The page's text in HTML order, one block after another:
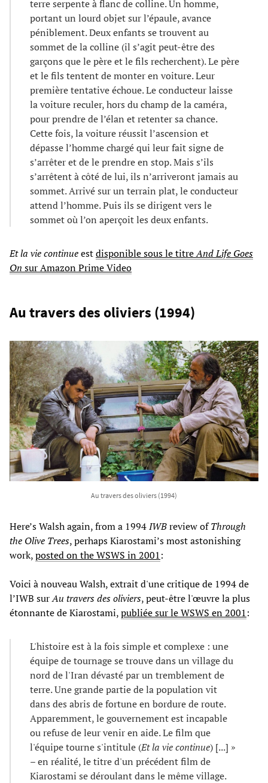
terre serpente à flanc de colline. Un homme,
portant un lourd objet sur l’épaule, avance
péniblement. Deux enfants se trouvent au
sommet de la colline (il s’agit peut-être des
garçons que le père et le fils recherchent). Le père
et le fils tentent de monter en voiture. Leur
première tentative échoue. Le conducteur laisse
la voiture reculer, hors du champ de la caméra,
pour prendre de l’élan et retenter sa chance.
Cette fois, la voiture réussit l’ascension et
dépasse l’homme chargé qui leur fait signe de
s’arrêter et de le prendre en stop. Mais s’ils
s’arrêtent à côté de lui, ils n’arriveront jamais au
sommet. Arrivé sur un terrain plat, le conducteur
attend l’homme. Puis ils se dirigent vers le
sommet où l’on aperçoit les deux enfants.
Et la vie continueestdisponible sous le titreAnd Life Goes
On sur Amazon Prime Video
Au travers des oliviers (1994)
Au travers des oliviers (1994)
Here’s Walsh again, from a 1994IWBreview ofThrough
the Olive Trees, perhaps Kiarostami’s most astonishing
work,posted on the WSWS in 2001:
Voici à nouveau Walsh, extrait d'une critique de 1994 de
l’IWB surAu travers des oliviers, peut-être l'œuvre la plus
étonnante de Kiarostami,publiée sur le WSWS en 2001:
L'histoire est à la fois simple et complexe : une
équipe de tournage se trouve dans un village du
nord de l'Iran dévasté par un tremblement de
terre. Une grande partie de la population vit
dans des abris de fortune en bordure de route.
Apparemment, le gouvernement est incapable
ou refuse de leur venir en aide. Le film que
l'équipe tourne s'intitule (Et la vie continue) [...] »
– en réalité, le titre d'un précédent film de
Kiarostami se déroulant dans le même village.